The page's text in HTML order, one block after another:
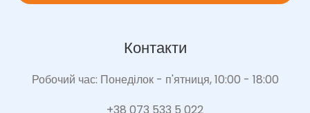
Контакти
Робочий час: Понеділок - п'ятниця, 10:00 - 18:00
+38 073 533 5 022